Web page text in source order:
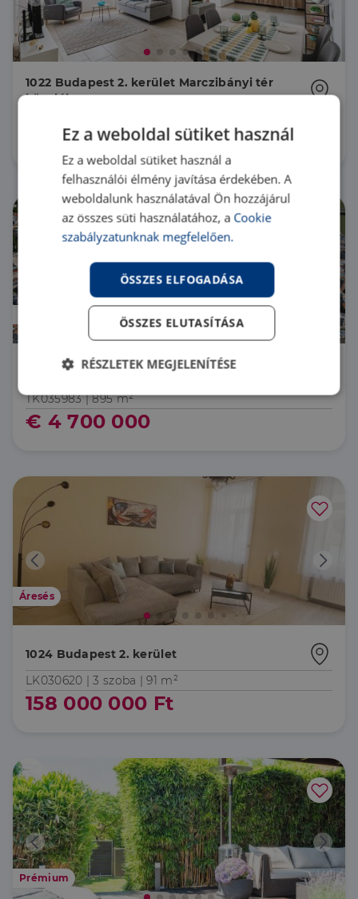
1022 Budapest 2. kerület Marczibányi tér
közelében
239 900 000 Ft
Hamarosan jön
1027 Budapest 2. kerület Belbudai telek
TK035983 |895 m²
€ 4 700 000
Áresés
1024 Budapest 2. kerület
LK030620 |3 szoba | 91 m²
158 000 000 Ft
Prémium
Ez a weboldal sütiket használ
Ez a weboldal sütiket használ a
felhasználói élmény javítása érdekében. A
weboldalunk használatával Ön hozzájárul
az összes süti használatához, a Cookie
szabályzatunknak megfelelően.
ÖSSZES ELFOGADÁSA
ÖSSZES ELUTASÍTÁSA
RÉSZLETEK MEGJELENÍTÉSE
Elengedhetetlenül
szükséges
Teljesítmény
Célzás Funkcionalitás
Elengedhetetlenül szükséges
Teljesítmény
Funkcionalitás
a webhely alapvető funkcióit, például a felhasználói
bejelentkezést és a fiókkezelést. A weboldal nem
használható megfelelően az elengedhetetlenül
szükséges sütik nélkül.
Corporation
.linkedin.com
hónap
4 hét
alapvető célokra
történő
felhasználásához
való
hozzájárulás
tárolására
szolgál
CookieScriptConsent
CookieScript
dh.hu
2
hónap
4 hét
Ezt a cookie-t a
Cookie-
Script.com
szolgáltatás
használja a